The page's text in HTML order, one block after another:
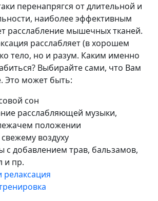
перенапрягся от длительной и
наиболее эффективным
расслабление мышечных тканей.
расслабляет (в хорошем
тело, но и разум. Каким именно
Выбирайте сами, что Вам
Это может быть:
сон
расслабляющей музыки,
положении
воздуху
с добавлением трав, бальзамов,
и пр.
релаксация